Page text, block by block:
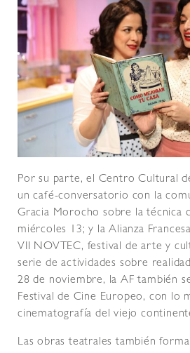
Por su parte, el Centro Cultural
un café-conversatorio con la
Gracia Morocho sobre la técnica
miércoles 13; y la Alianza
VII NOVTEC, festival de arte y
serie de actividades sobre
28 de noviembre, la AF también
Festival de Cine Europeo, con lo
cinematografía del viejo
Las obras teatrales también